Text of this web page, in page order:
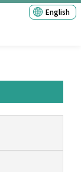
English